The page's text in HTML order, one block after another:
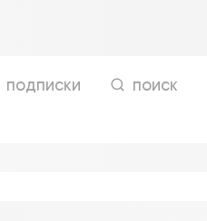
подписки поиск